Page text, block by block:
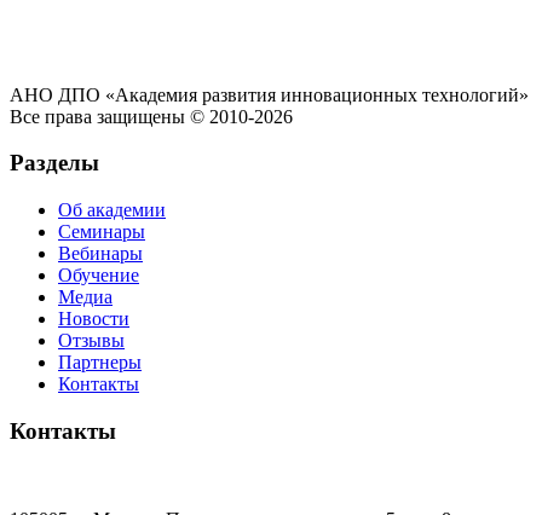
АНО ДПО «Академия развития инновационных технологий»
Все права защищены © 2010-2026
Разделы
Об академии
Семинары
Вебинары
Обучение
Медиа
Новости
Отзывы
Партнеры
Контакты
Контакты